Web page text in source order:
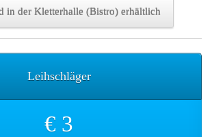
in der Kletterhalle (Bistro) erhältlich
Leihschläger
€ 3